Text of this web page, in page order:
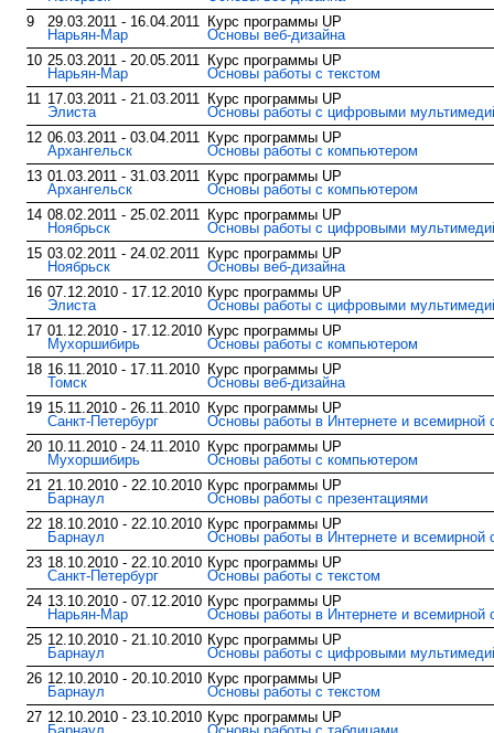
9
29.03.2011 - 16.04.2011
Нарьян-Мар
Курс программы UP
Основы веб-дизайна
10 25.03.2011 - 20.05.2011
Нарьян-Мар
Курс программы UP
Основы работы с текстом
11 17.03.2011 - 21.03.2011
Элиста
Курс программы UP
Основы работы с цифровыми
12 06.03.2011 - 03.04.2011
Архангельск
Курс программы UP
Основы работы с компьютером
13 01.03.2011 - 31.03.2011
Архангельск
Курс программы UP
Основы работы с компьютером
14 08.02.2011 - 25.02.2011
Ноябрьск
Курс программы UP
Основы работы с цифровыми
15 03.02.2011 - 24.02.2011
Ноябрьск
Курс программы UP
Основы веб-дизайна
16 07.12.2010 - 17.12.2010
Элиста
Курс программы UP
Основы работы с цифровыми
17 01.12.2010 - 17.12.2010
Мухоршибирь
Курс программы UP
Основы работы с компьютером
18 16.11.2010 - 17.11.2010
Томск
Курс программы UP
Основы веб-дизайна
19 15.11.2010 - 26.11.2010
Санкт-Петербург
Курс программы UP
Основы работы в Интернете и всемирной
20 10.11.2010 - 24.11.2010
Мухоршибирь
Курс программы UP
Основы работы с компьютером
21 21.10.2010 - 22.10.2010
Барнаул
Курс программы UP
Основы работы с презентациями
22 18.10.2010 - 22.10.2010
Барнаул
Курс программы UP
Основы работы в Интернете и всемирной
23 18.10.2010 - 22.10.2010
Санкт-Петербург
Курс программы UP
Основы работы с текстом
24 13.10.2010 - 07.12.2010
Нарьян-Мар
Курс программы UP
Основы работы в Интернете и всемирной
25 12.10.2010 - 21.10.2010
Барнаул
Курс программы UP
Основы работы с цифровыми
26 12.10.2010 - 20.10.2010
Барнаул
Курс программы UP
Основы работы с текстом
27 12.10.2010 - 23.10.2010 Курс программы UP